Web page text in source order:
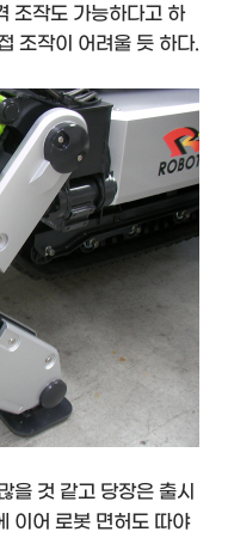
조작도 가능하다고 하
조작이 어려울 듯 하다.
을 것 같고 당장은 출시
이어 로봇 면허도 따야